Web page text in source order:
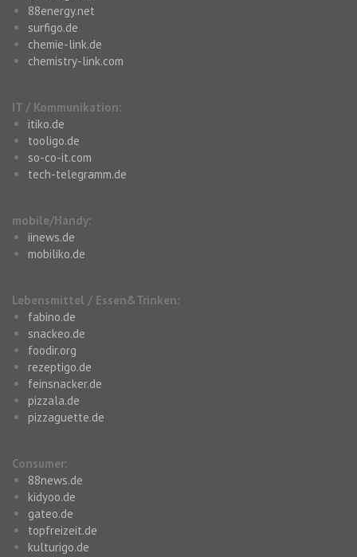
88energy.net
surfigo.de
chemie-link.de
chemistry-link.com
IT / Kommunikation:
itiko.de
tooligo.de
so-co-it.com
tech-telegramm.de
mobile/Handy:
iinews.de
mobiliko.de
Lebensmittel / Essen&Trinken:
fabino.de
snackeo.de
foodir.org
rezeptigo.de
feinsnacker.de
pizzala.de
pizzaguette.de
Consumer:
88news.de
kidyoo.de
gateo.de
topfreizeit.de
kulturigo.de